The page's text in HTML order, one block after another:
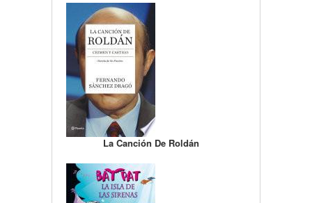
La Canción De Roldán